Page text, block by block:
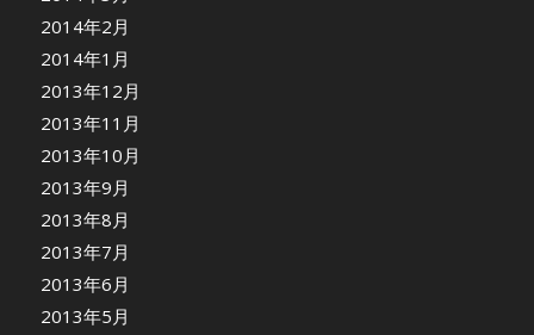
2014年2月
2014年1月
2013年12月
2013年11月
2013年10月
2013年9月
2013年8月
2013年7月
2013年6月
2013年5月